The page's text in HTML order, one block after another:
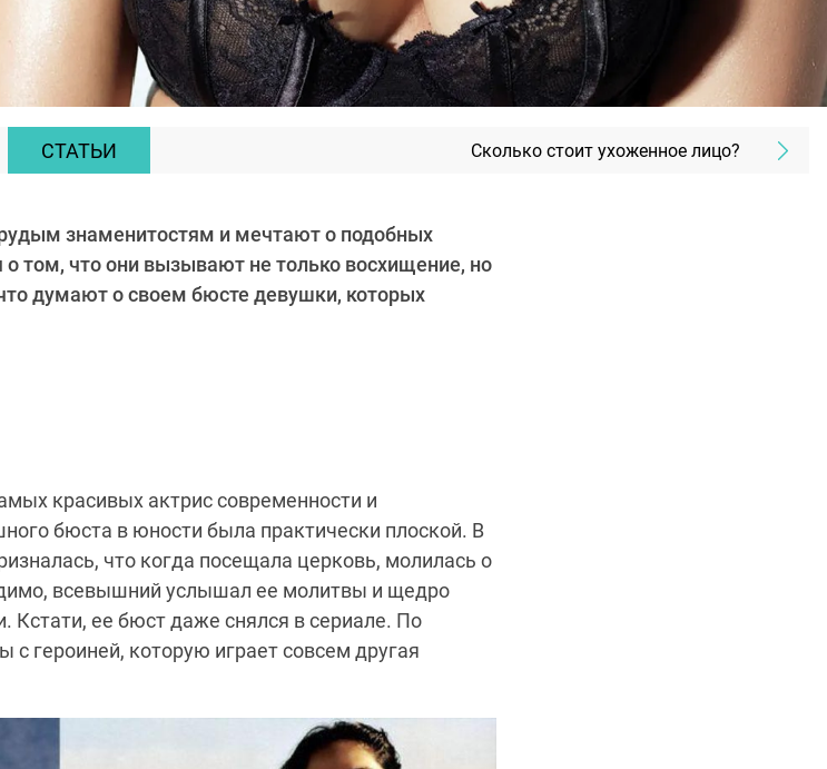
СТАТЬИ Сколько стоит ухоженное лицо?
знаменитостям и мечтают о подобных
том, что они вызывают не только восхищение, но
думают о своем бюсте девушки, которых
красивых актрис современности и
бюста в юности была практически плоской. В
что когда посещала церковь, молилась о
всевышний услышал ее молитвы и щедро
ее бюст даже снялся в сериале. По
героиней, которую играет совсем другая